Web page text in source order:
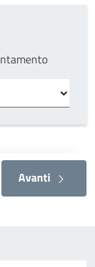
Avanti